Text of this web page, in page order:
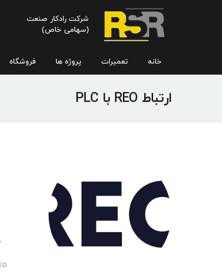
شرکت رادکار صنعت
(سهامی خاص)
خانه تعمیرات پروژه ها فروشگاه
ارتباط REO با PLC